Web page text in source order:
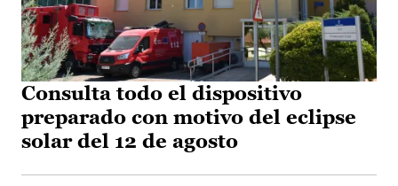
Consulta todo el dispositivo
preparado con motivo del eclipse
solar del 12 de agosto